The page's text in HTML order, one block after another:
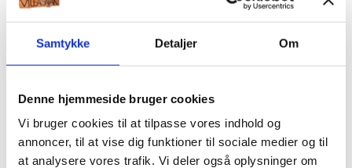
Samtykke Detaljer Om
Denne hjemmeside bruger cookies
Vi bruger cookies til at tilpasse vores indhold og
annoncer, til at vise dig funktioner til sociale medier og til
at analysere vores trafik. Vi deler også oplysninger om